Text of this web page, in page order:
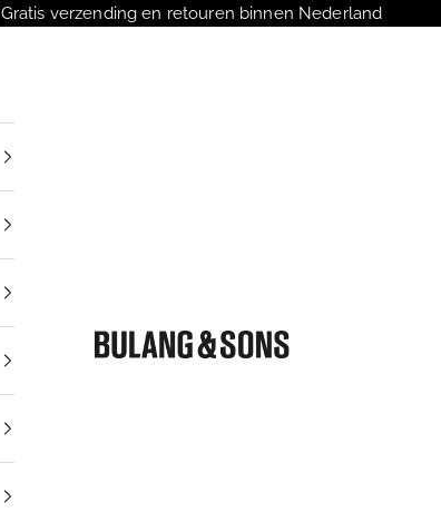
Gratis verzending en retouren binnen Nederland
Bulang and Sons NL